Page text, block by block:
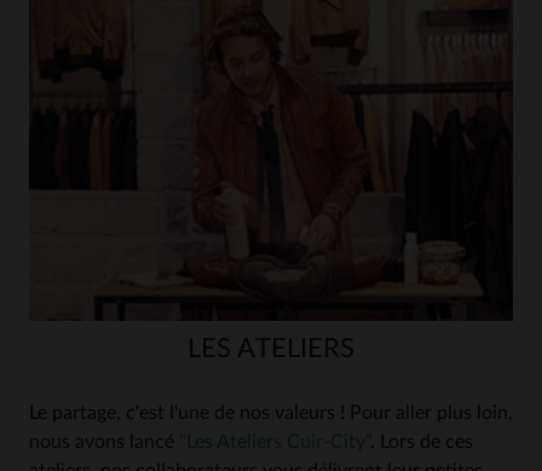
LES ATELIERS
Le partage, c'est l'une de nos valeurs ! Pour aller plus loin,
nous avons lancé
. Lors de ces